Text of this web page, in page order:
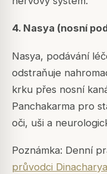
4. Nasya (nosní
Nasya, podávání
odstraňuje
krku přes nosní
Panchakarma pro
oči, uši a
Poznámka: Denní
průvodci Dinacharya